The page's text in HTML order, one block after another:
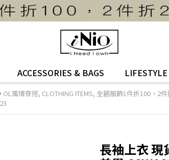
ACCESSORIES & BAGS
風情穿搭, CLOTHING ITEMS, 全館服飾1件折100，2
長袖上衣 現